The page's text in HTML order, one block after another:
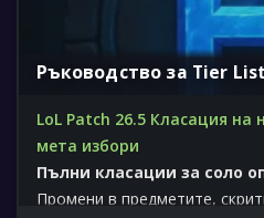
Ръководство за Tier
LoL Patch 26.5 Класация
мета избори
Пълни класации за соло
Промени в предметите,